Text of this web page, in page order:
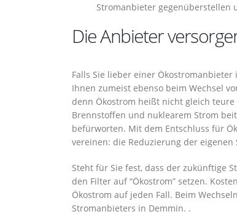
Stromanbieter gegenüberstellen
Die Anbieter
Falls Sie lieber einer
Ihnen zumeist ebenso beim Wechsel
denn Ökostrom heißt nicht gleich
Brennstoffen und nuklearem Strom
befürworten. Mit dem Entschluss für
vereinen: die Reduzierung der
Steht für Sie fest, dass der zukünftige
den Filter auf “Ökostrom” setzen.
Ökostrom auf jeden Fall. Beim
Stromanbieters in Demmin. .